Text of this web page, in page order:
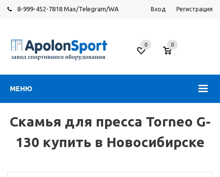
8-999-452-7818 Max/Telegram/WA Вход Регистрация
МЕНЮ
Новосибирск
ул.
0
0
Скамья для пресса Torneo G-
130 купить в Новосибирске